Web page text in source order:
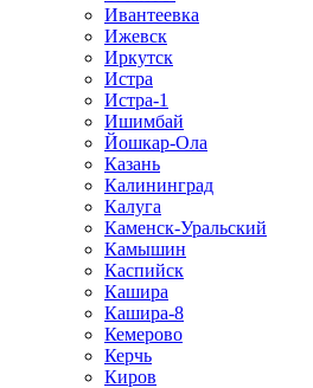
Ивантеевка
Ижевск
Иркутск
Истра
Истра-1
Ишимбай
Йошкар-Ола
Казань
Калининград
Калуга
Каменск-Уральский
Камышин
Каспийск
Кашира
Кашира-8
Кемерово
Керчь
Киров